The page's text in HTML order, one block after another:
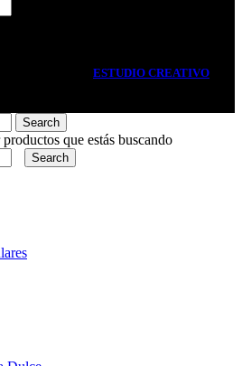
ESTUDIO CREATIVO
SOLUTIONS.
Search
que estás buscando
Search